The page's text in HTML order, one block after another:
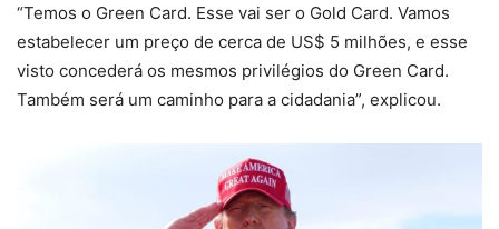
“Temos o Green Card. Esse vai ser o Gold Card. Vamos
estabelecer um preço de cerca de US$ 5 milhões, e esse
visto concederá os mesmos privilégios do Green Card.
Também será um caminho para a cidadania”, explicou.